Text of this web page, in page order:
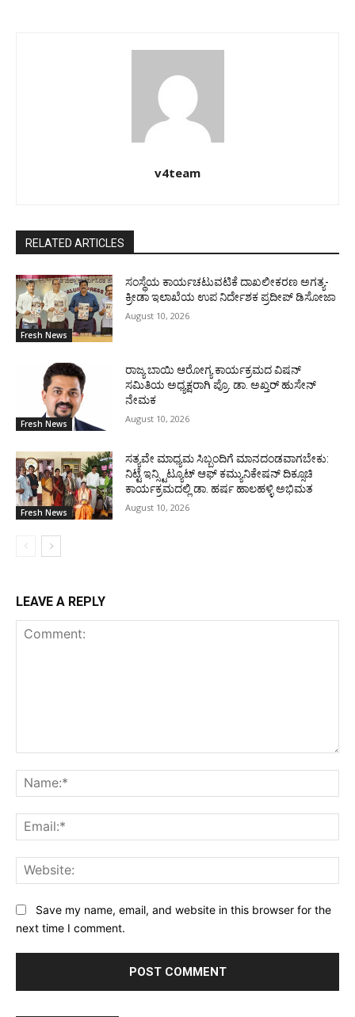
v4team
RELATED ARTICLES
Fresh News
ಸಂಸ್ಥೆಯ ಕಾರ್ಯಚಟುವಟಿಕೆ ದಾಖಲೀಕರಣ ಅಗತ್ಯ-
ಕ್ರೀಡಾ ಇಲಾಖೆಯ ಉಪ ನಿರ್ದೇಶಕ ಪ್ರದೀಪ್ ಡಿಸೋಜಾ
August 10, 2026
Fresh News
ರಾಜ್ಯ ಬಾಯಿ ಆರೋಗ್ಯ ಕಾರ್ಯಕ್ರಮದ ವಿಷನ್
ಸಮಿತಿಯ ಅಧ್ಯಕ್ಷರಾಗಿ ಪ್ರೊ. ಡಾ. ಅಖ್ತರ್ ಹುಸೇನ್
ನೇಮಕ
August 10, 2026
Fresh News
ಸತ್ಯವೇ ಮಾಧ್ಯಮ ಸಿಬ್ಬಂದಿಗೆ ಮಾನದಂಡವಾಗಬೇಕು:
ನಿಟ್ಟೆ ಇನ್ಸ್ಟಿಟ್ಯೂಟ್ ಆಫ್ ಕಮ್ಯುನಿಕೇಷನ್ ದಿಕ್ಸೂಚಿ
ಕಾರ್ಯಕ್ರಮದಲ್ಲಿ ಡಾ. ಹರ್ಷ ಹಾಲಹಳ್ಳಿ ಅಭಿಮತ
August 10, 2026
LEAVE A REPLY
Save my name, email, and website in this browser for the
next time I comment.